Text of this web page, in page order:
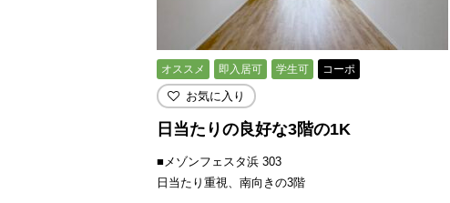
オススメ 即入居可 学生可 コーポ
お気に入り
日当たりの良好な3階の1K
■メゾンフェスタ浜 303
日当たり重視、南向きの3階